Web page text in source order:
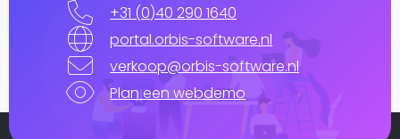
+31 (0)40 290 1640
portal.orbis-software.nl
verkoop@orbis-software.nl
Plan een webdemo